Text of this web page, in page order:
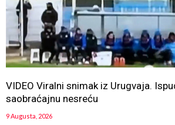
VIDEO Viralni snimak iz Urugvaja.
saobraćajnu nesreću
9 Augusta, 2026